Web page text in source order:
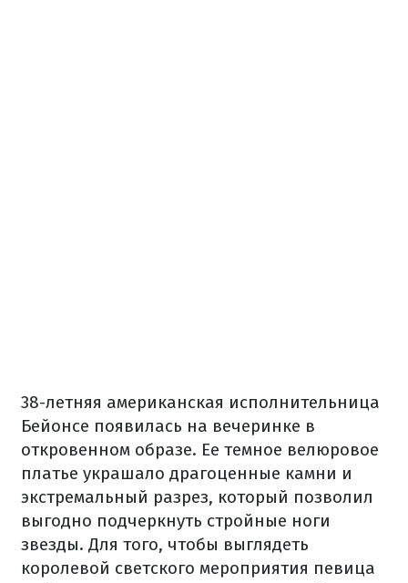
38-летняя американская исполнительница
Бейонсе появилась на вечеринке в
откровенном образе. Ее темное велюровое
платье украшало драгоценные камни и
экстремальный разрез, который позволил
выгодно подчеркнуть стройные ноги
звезды. Для того, чтобы выглядеть
королевой светского мероприятия певица